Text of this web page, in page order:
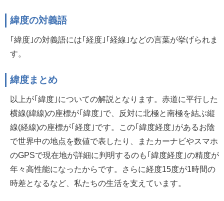
緯度の対義語
｢緯度｣の対義語には｢経度｣｢経線｣などの言葉が挙げられま
す。
緯度まとめ
以上が｢緯度｣についての解説となります。赤道に平行した
横線(緯線)の座標が｢緯度｣で、反対に北極と南極を結ぶ縦
線(経線)の座標が｢経度｣です。この｢緯度経度｣があるお陰
で世界中の地点を数値で表したり、またカーナビやスマホ
のGPSで現在地が詳細に判明するのも｢緯度経度｣の精度が
年々高性能になったからです。さらに経度15度が1時間の
時差となるなど、私たちの生活を支えています。